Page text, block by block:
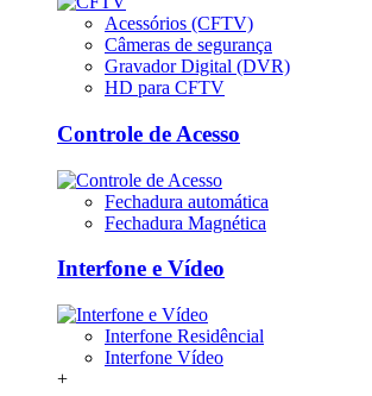
Acessórios (CFTV)
Câmeras de segurança
Gravador Digital (DVR)
HD para CFTV
Controle de Acesso
Fechadura automática
Fechadura Magnética
Interfone e Vídeo
Interfone Residêncial
Interfone Vídeo
+